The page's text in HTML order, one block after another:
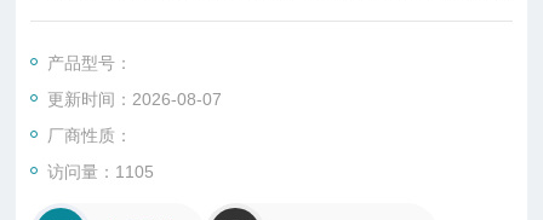
及断续不稳7.各零件之标准值偏移8.提早将不良件筛检9.找寻零
产品型号：
更新时间：2026-08-07
厂商性质：
访问量：1105